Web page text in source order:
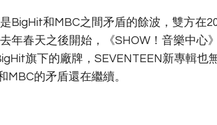
BigHit和MBC之間矛盾的餘波，雙方在
年春天之後開始，《SHOW！音樂中心
旗下的廠牌，SEVENTEEN新專輯也
MBC的矛盾還在繼續。